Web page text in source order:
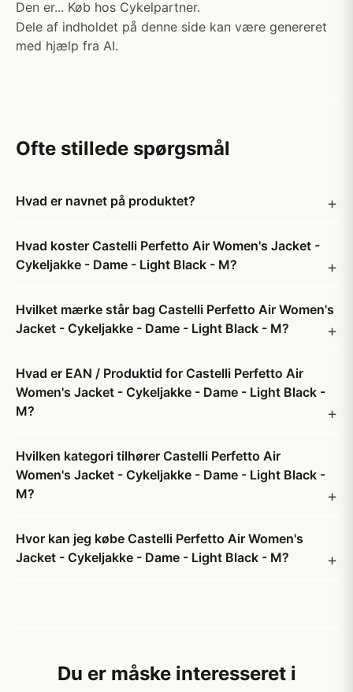
Den er... Køb hos Cykelpartner.
Dele af indholdet på denne side kan være genereret
med hjælp fra AI.
Ofte stillede spørgsmål
Hvad er navnet på produktet?
Hvad koster Castelli Perfetto Air Women's Jacket -
Cykeljakke - Dame - Light Black - M?
Hvilket mærke står bag Castelli Perfetto Air Women's
Jacket - Cykeljakke - Dame - Light Black - M?
Hvad er EAN / Produktid for Castelli Perfetto Air
Women's Jacket - Cykeljakke - Dame - Light Black -
M?
Hvilken kategori tilhører Castelli Perfetto Air
Women's Jacket - Cykeljakke - Dame - Light Black -
M?
Hvor kan jeg købe Castelli Perfetto Air Women's
Jacket - Cykeljakke - Dame - Light Black - M?
Du er måske interesseret i